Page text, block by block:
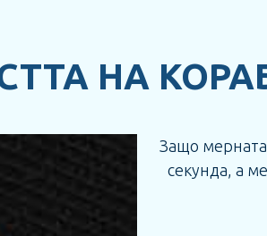
НА
Защо
секунда, а